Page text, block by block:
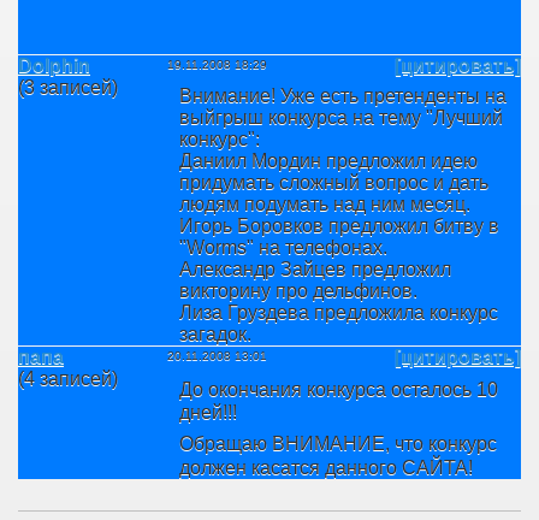
Dolphin
(3 записей)
19.11.2008 18:29
[цитировать]
Внимание! Уже есть претенденты на
выйгрыш конкурса на тему "Лучший
конкурс":
Даниил Мордин предложил идею
придумать сложный вопрос и дать
людям подумать над ним месяц.
Игорь Боровков предложил битву в
"Worms" на телефонах.
Александр Зайцев предложил
викторину про дельфинов.
Лиза Груздева предложила конкурс
загадок.
папа
(4 записей)
20.11.2008 13:01
[цитировать]
До окончания конкурса осталось 10
дней!!!
Обращаю ВНИМАНИЕ, что конкурс
должен касатся данного САЙТА!